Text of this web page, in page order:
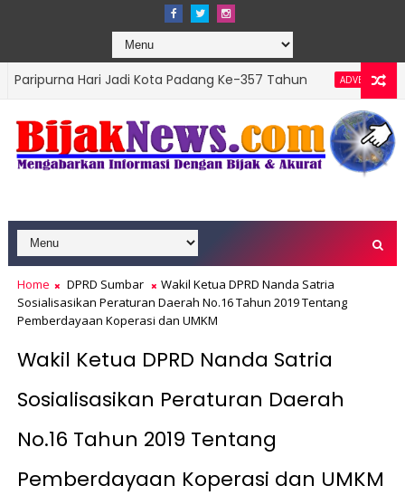
Jadi Kota Padang Ke-357 Tahun ADVERTORIAL
DPRD
Home DPRD Sumbar
Wakil Ketua DPRD Nanda Satria
Sosialisasikan Peraturan Daerah No.16 Tahun 2019 Tentang
Pemberdayaan Koperasi dan UMKM
Wakil Ketua DPRD Nanda Satria
Sosialisasikan Peraturan Daerah
No.16 Tahun 2019 Tentang
Pemberdayaan Koperasi dan UMKM